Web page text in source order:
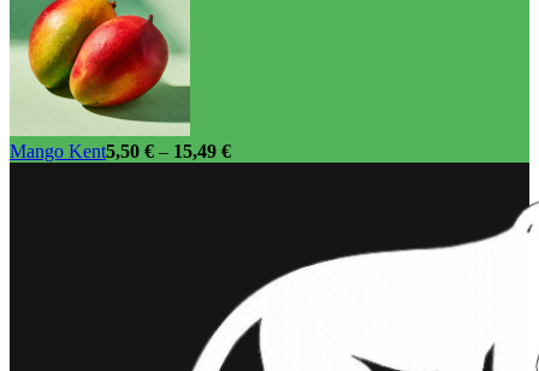
Mango Kent5,50 € – 15,49 €